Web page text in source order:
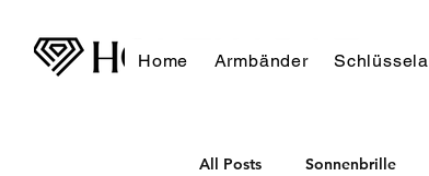
Home Armbänder
All Posts Sonnenbrille